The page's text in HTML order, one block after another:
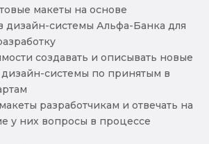
макеты на основе
дизайн-системы Альфа-Банка для
создавать и описывать новые
системы по принятым в
разработчикам и отвечать на
у них вопросы в процессе